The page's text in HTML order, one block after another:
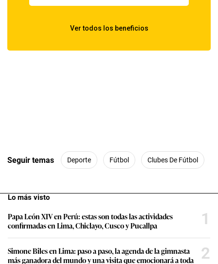
Seguir temas Deporte Fútbol Clubes De Fútbol
Lo más visto
Papa León XIV en Perú: estas son todas las actividades
confirmadas en Lima, Chiclayo, Cusco y Pucallpa
1
Simone Biles en Lima: paso a paso, la agenda de la gimnasta
más ganadora del mundo y una visita que emocionará a toda
2